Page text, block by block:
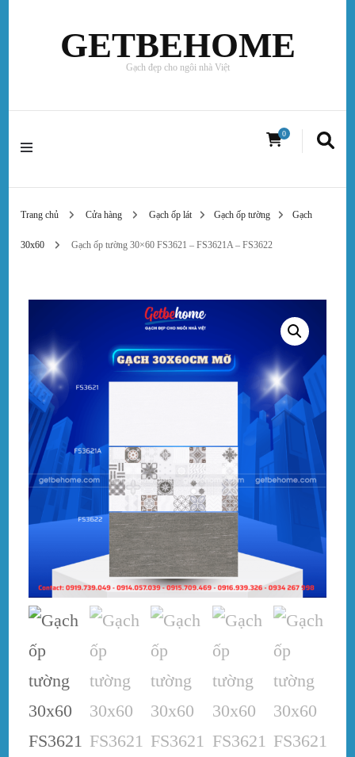
GETBEHOME
Gạch đẹp cho ngôi nhà Việt
0
Trang chủ Cửa hàng Gạch ốp lát Gạch ốp tường Gạch
30x60 Gạch ốp tường 30×60 FS3621 – FS3621A – FS3622